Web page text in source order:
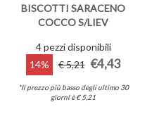
BISCOTTI SARACENO
COCCO S/LIEV
4 pezzi disponibili
14%
€ 5,21 €4,43
*Il prezzo più basso degli ultimo 30
giorni è € 5,21